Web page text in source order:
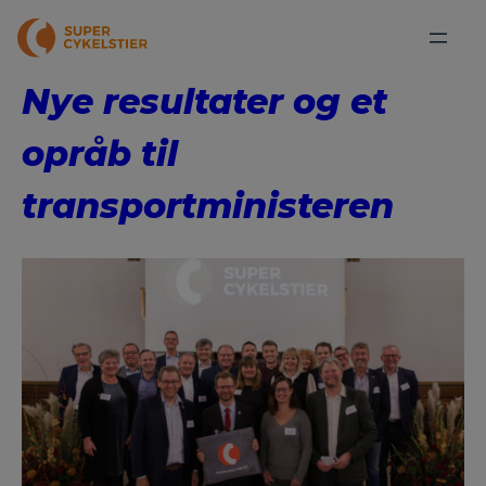
Nye resultater og et
opråb til
transportministeren